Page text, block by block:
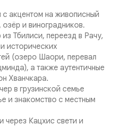
с акцентом на живописный
и виноградников.
Тбилиси, переезд в Рачу,
исторических
(озеро Шаори, перевал
а также аутентичные
Хванчкара.
в грузинской семье
и знакомство с местным
через Кацхис свети и